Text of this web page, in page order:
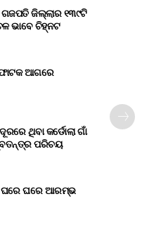
ଜିଲ୍ଲାର ୧୩୯ଟି
ଭାବେ ଚିହ୍ନଟ
ଆଗରେ
ଥିବା କର୍ଡୋଲା ଗାଁ
ପରିଚୟ
ଘରେ ଘରେ ଆରମ୍ଭ